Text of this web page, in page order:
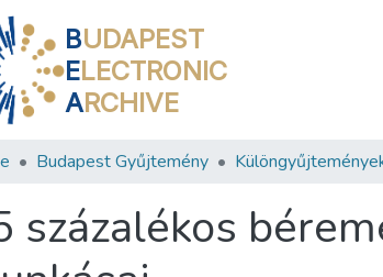
BUDAPEST
ELECTRONIC
ARCHIVE
Budapest Gyűjtemény
százalékos